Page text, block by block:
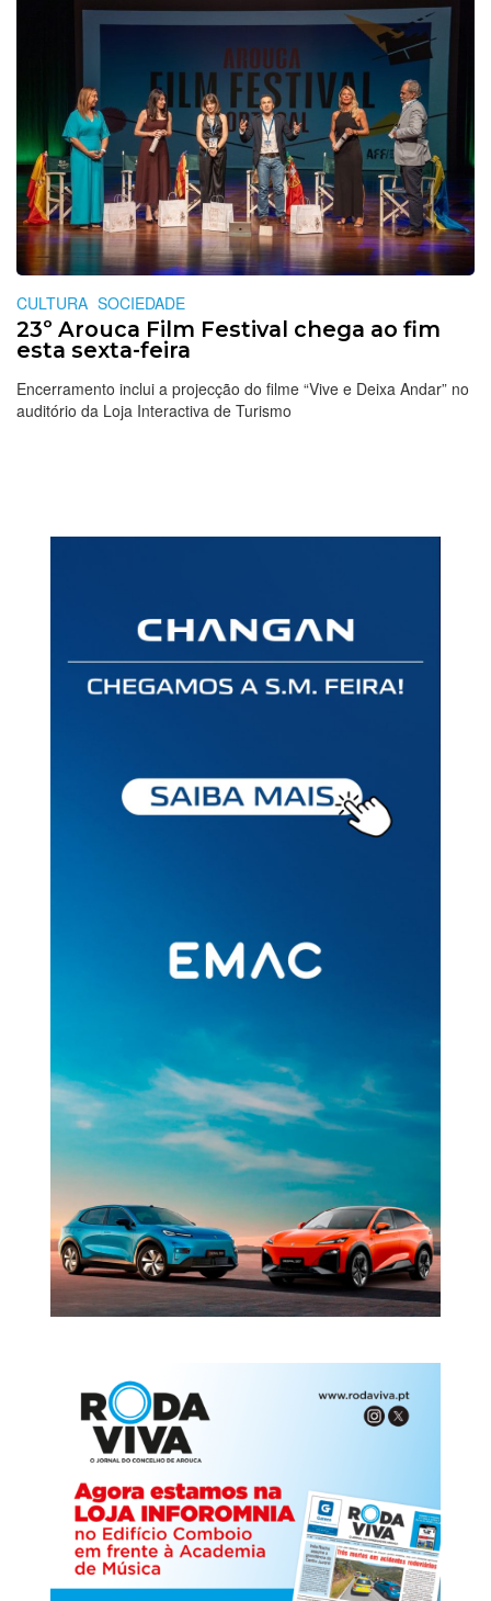
CULTURA SOCIEDADE
23º Arouca Film Festival chega ao fim
esta sexta-feira
Encerramento inclui a projecção do filme “Vive e Deixa Andar” no
auditório da Loja Interactiva de Turismo